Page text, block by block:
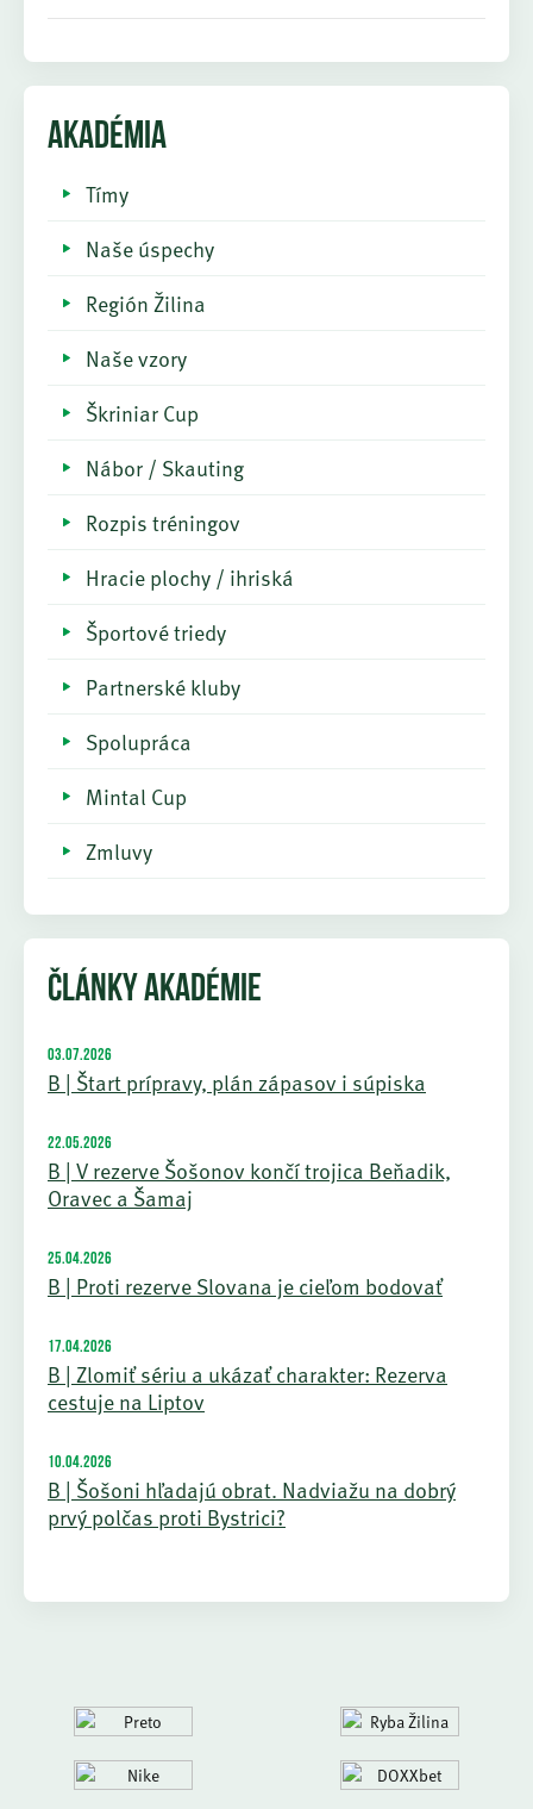
AKADÉMIA
Tímy
Naše úspechy
Región Žilina
Naše vzory
Škriniar Cup
Nábor / Skauting
Rozpis tréningov
Hracie plochy / ihriská
Športové triedy
Partnerské kluby
Spolupráca
Mintal Cup
Zmluvy
ČLÁNKY AKADÉMIE
03.07.2026
B | Štart prípravy, plán zápasov i súpiska
22.05.2026
B | V rezerve Šošonov končí trojica Beňadik,
Oravec a Šamaj
25.04.2026
B | Proti rezerve Slovana je cieľom bodovať
17.04.2026
B | Zlomiť sériu a ukázať charakter: Rezerva
cestuje na Liptov
10.04.2026
B | Šošoni hľadajú obrat. Nadviažu na dobrý
prvý polčas proti Bystrici?